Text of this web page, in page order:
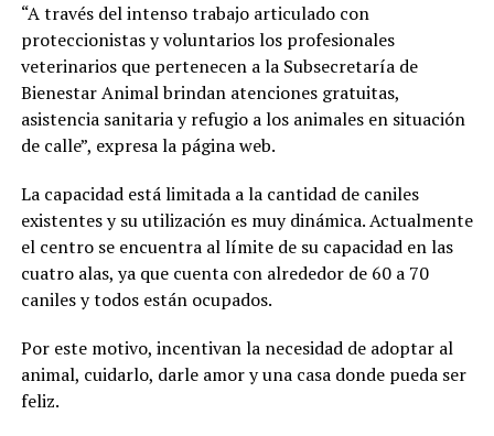
“A través del intenso trabajo articulado con
proteccionistas y voluntarios los profesionales
veterinarios que pertenecen a la Subsecretaría de
Bienestar Animal brindan atenciones gratuitas,
asistencia sanitaria y refugio a los animales en situación
de calle”, expresa la página web.
La capacidad está limitada a la cantidad de caniles
existentes y su utilización es muy dinámica. Actualmente
el centro se encuentra al límite de su capacidad en las
cuatro alas, ya que cuenta con alrededor de 60 a 70
caniles y todos están ocupados.
Por este motivo, incentivan la necesidad de adoptar al
animal, cuidarlo, darle amor y una casa donde pueda ser
feliz.